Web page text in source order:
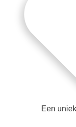
Een